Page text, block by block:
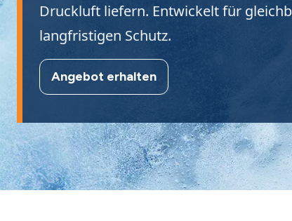
Druckluft liefern. Entwickelt für
langfristigen Schutz.
Angebot erhalten